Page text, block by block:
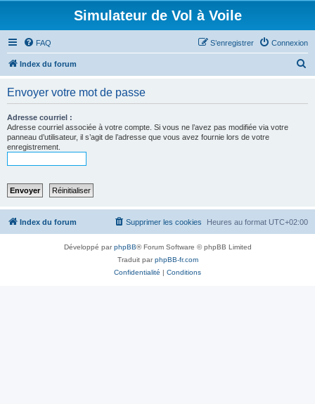
Simulateur de Vol à Voile
FAQ Connexion
S’enregistrer
Index du forum
Envoyer votre mot de passe
Adresse courriel :
Adresse courriel associée à votre compte. Si vous ne l’avez pas modifiée via votre
panneau d’utilisateur, il s’agit de l’adresse que vous avez fournie lors de votre
enregistrement.
Index du forum Heures au format UTC+02:00
Supprimer les cookies
Développé parphpBB® Forum Software © phpBB Limited
Traduit parphpBB-fr.com
Confidentialité | Conditions